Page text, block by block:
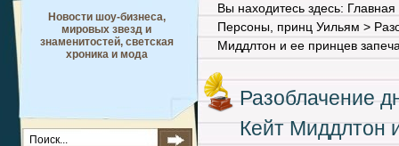
Новости шоу-бизнеса,
мировых звезд и
знаменитостей, светская
хроника и мода
Вы находитесь здесь: Главная
Персоны принц Уильям >
Миддлтон и ее принцев
Разоблачение
Кейт Миддлтон